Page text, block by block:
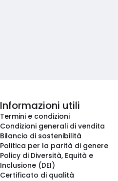
Informazioni utili
Termini e condizioni
Condizioni generali di vendita
Bilancio di sostenibilità
Politica per la parità di genere
Policy di Diversità, Equità e
Inclusione (DEI)
Certificato di qualità